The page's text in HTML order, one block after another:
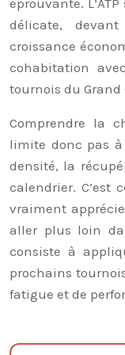
éprouvante.
délicate,
croissance
cohabitation
tournois du Grand
Comprendre la
limite donc pas à
densité, la
calendrier. C’est
vraiment
aller plus loin
consiste à
prochains
fatigue et de